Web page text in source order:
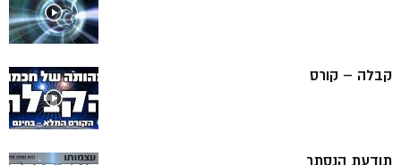
קבלה – קורס